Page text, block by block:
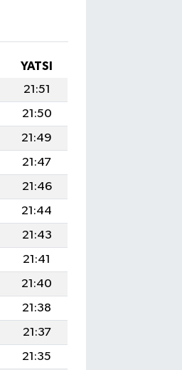
YATSI
21:51
21:50
21:49
21:47
21:46
21:44
21:43
21:41
21:40
21:38
21:37
21:35